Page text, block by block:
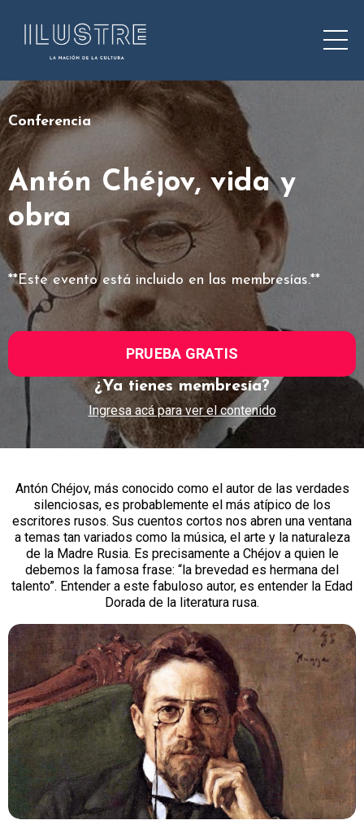
Conferencia
Antón Chéjov, vida y
obra
**Este evento está incluido en las membresías.**
PRUEBA GRATIS
¿Ya tienes membresía?
Ingresa acá para ver el contenido
Antón Chéjov, más conocido como el autor de las verdades
silenciosas, es probablemente el más atípico de los
escritores rusos. Sus cuentos cortos nos abren una ventana
a temas tan variados como la música, el arte y la naturaleza
de la Madre Rusia. Es precisamente a Chéjov a quien le
debemos la famosa frase: “la brevedad es hermana del
talento”. Entender a este fabuloso autor, es entender la Edad
Dorada de la literatura rusa.